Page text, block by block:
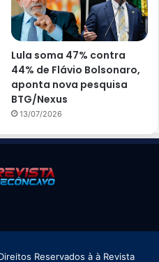
Lula soma 47% contra
44% de Flávio Bolsonaro,
aponta nova pesquisa
BTG/Nexus
13/07/2026
Reservados à à Revista